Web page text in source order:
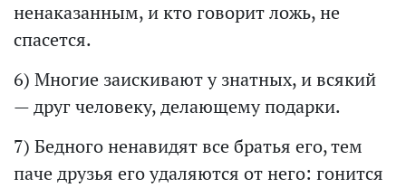
ненаказанным, и кто говорит ложь, не
спасется.
6) Многие заискивают у знатных, и всякий
— друг человеку, делающему подарки.
7) Бедного ненавидят все братья его, тем
паче друзья его удаляются от него: гонится